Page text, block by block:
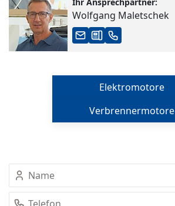
Wolfgang Maletschek
Elektromotore
Verbrennermotore